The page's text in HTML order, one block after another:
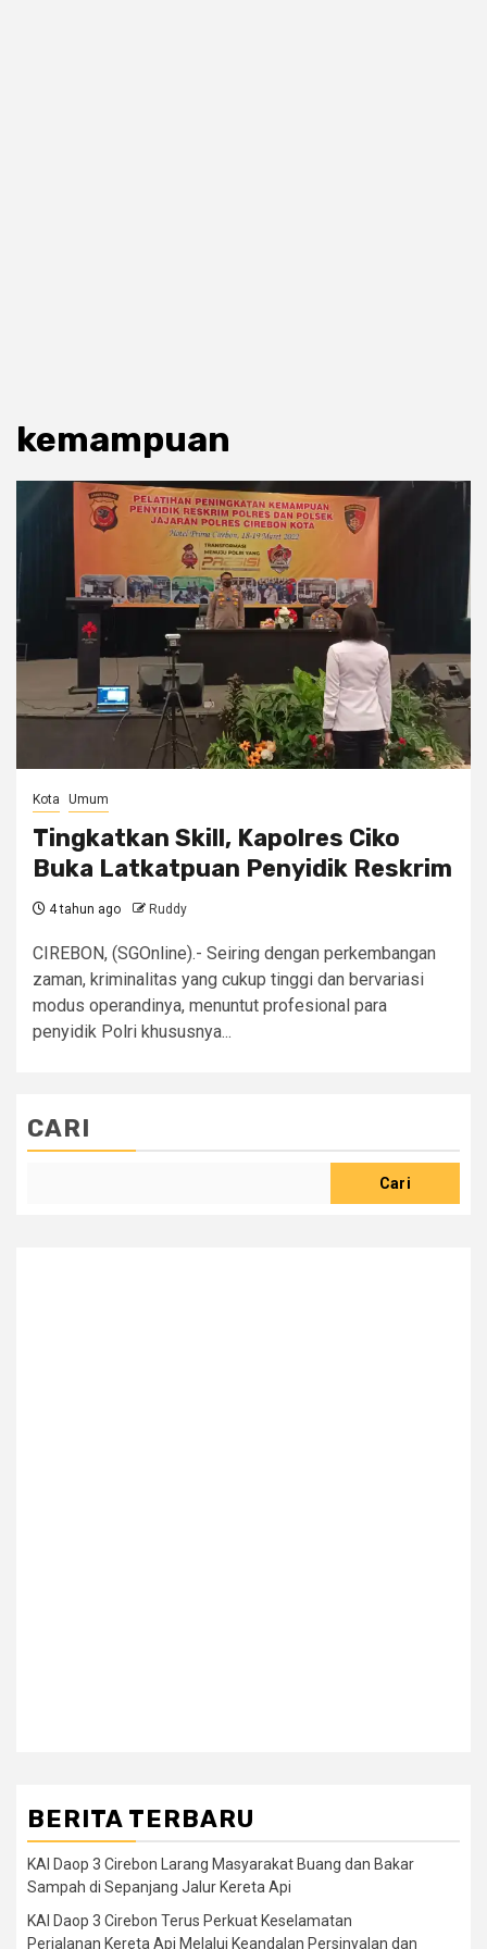
kemampuan
Kota Umum
Tingkatkan Skill, Kapolres Ciko
Buka Latkatpuan Penyidik Reskrim
4 tahun ago Ruddy
CIREBON, (SGOnline).- Seiring dengan perkembangan
zaman, kriminalitas yang cukup tinggi dan bervariasi
modus operandinya, menuntut profesional para
penyidik Polri khususnya...
CARI
Cari
BERITA TERBARU
KAI Daop 3 Cirebon Larang Masyarakat Buang dan Bakar
Sampah di Sepanjang Jalur Kereta Api
KAI Daop 3 Cirebon Terus Perkuat Keselamatan
Perjalanan Kereta Api Melalui Keandalan Persinyalan dan